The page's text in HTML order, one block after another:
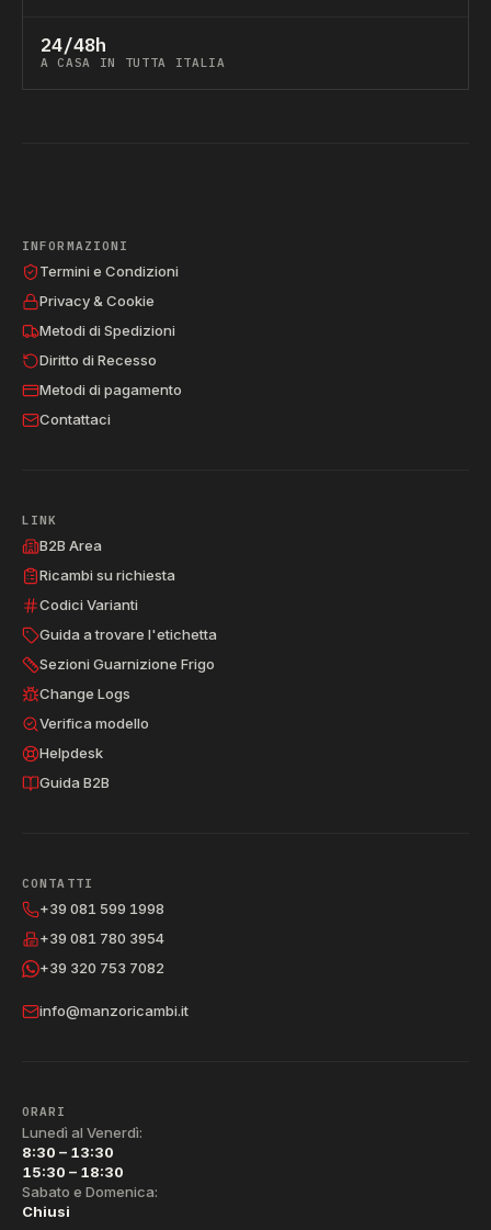
24/48h
A CASA IN TUTTA ITALIA
INFORMAZIONI
Termini e Condizioni
Privacy & Cookie
Metodi di Spedizioni
Diritto di Recesso
Metodi di pagamento
Contattaci
LINK
B2B Area
Ricambi su richiesta
Codici Varianti
Guida a trovare l'etichetta
Sezioni Guarnizione Frigo
Change Logs
Verifica modello
Helpdesk
Guida B2B
CONTATTI
+39 081 599 1998
+39 081 780 3954
+39 320 753 7082
info@manzoricambi.it
ORARI
Lunedì al Venerdì:
8:30 – 13:30
15:30 – 18:30
Sabato e Domenica:
Chiusi